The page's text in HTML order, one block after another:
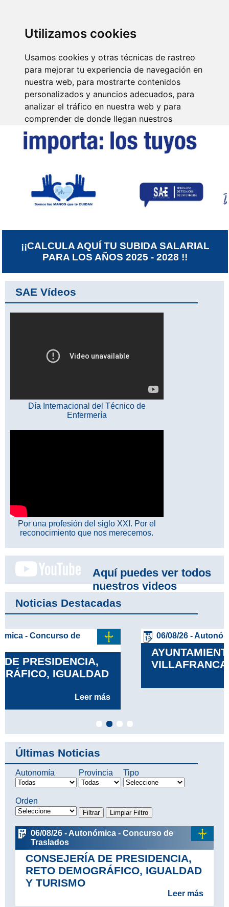
Utilizamos cookies
Usamos cookies y otras técnicas de rastreo
para mejorar tu experiencia de navegación en
nuestra web, para mostrarte contenidos
personalizados y anuncios adecuados, para
analizar el tráfico en nuestra web y para
comprender de donde llegan nuestros
visitantes.
Configurar
¡¡CALCULA AQUÍ TU SUBIDA SALARIAL
PARA LOS AÑOS 2025 - 2028 !!
SAE Vídeos
Día Internacional del Técnico de
Enfermería
Por una profesión del siglo XXI. Por el
reconocimiento que nos merecemos.
Aquí puedes ver todos
nuestros videos
Noticias Destacadas
06/08/26 - Autonómica - OPE
AYUNTAMIENTO DE
VILLAFRANCA
Últimas Noticias
Autonomía Provincia Tipo
Orden
06/08/26 - Autonómica - Concurso de
Traslados
CONSEJERÍA DE PRESIDENCIA,
RETO DEMOGRÁFICO, IGUALDAD
Y TURISMO
Leer más